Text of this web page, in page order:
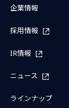
企業情報
採用情報
IR情報
ニュース
ラインナップ